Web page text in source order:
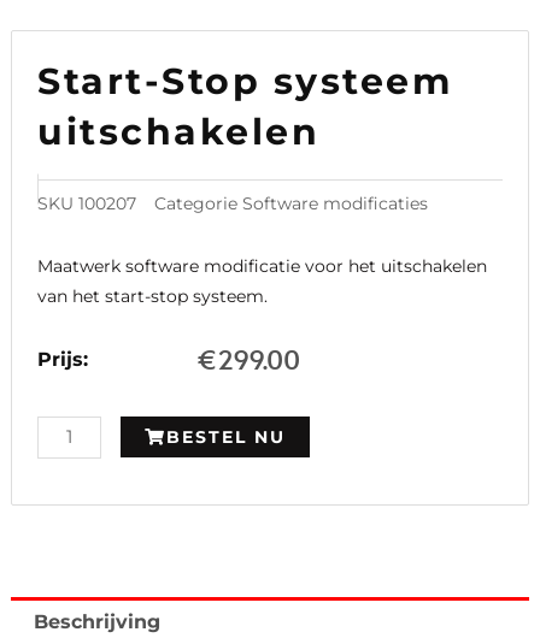
Start-Stop systeem
uitschakelen
SKU100207 Categorie Software modificaties
Maatwerk software modificatie voor het uitschakelen
van het start-stop systeem.
Prijs: €299.00
Citroën
AMI
BESTEL NU
Beschrijving